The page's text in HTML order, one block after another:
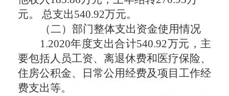
元。 总支出540.92万元。
（二）部门整体支出资金使用情况
1.2020年度支出合计540.92万元，主
要包括人员工资、离退休费和医疗保险、
住房公积金、 日常公用经费及项目工作经
费支出等。